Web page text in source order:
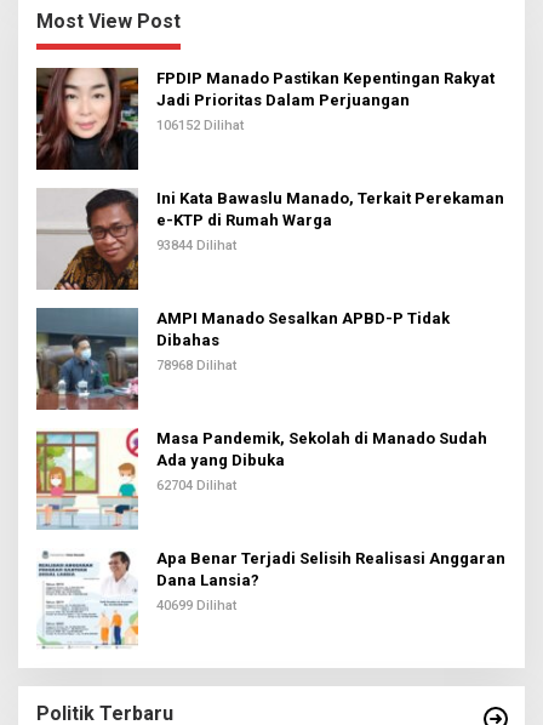
Most View Post
FPDIP Manado Pastikan Kepentingan Rakyat
Jadi Prioritas Dalam Perjuangan
106152 Dilihat
Ini Kata Bawaslu Manado, Terkait Perekaman
e-KTP di Rumah Warga
93844 Dilihat
AMPI Manado Sesalkan APBD-P Tidak
Dibahas
78968 Dilihat
Masa Pandemik, Sekolah di Manado Sudah
Ada yang Dibuka
62704 Dilihat
Apa Benar Terjadi Selisih Realisasi Anggaran
Dana Lansia?
40699 Dilihat
Politik Terbaru